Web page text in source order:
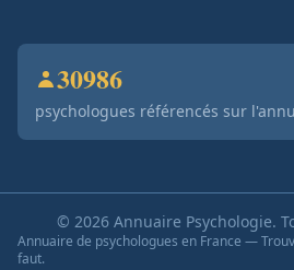
30986
psychologues référencés sur
© 2026 Annuaire Psychologie.
Annuaire de psychologues en France —
faut.